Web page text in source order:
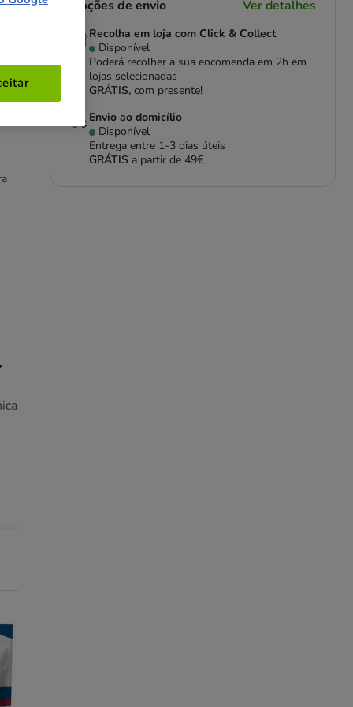
Opções de envio Ver detalhes
Recolha em loja com Click & Collect
Disponível
Poderá recolher a sua encomenda em 2h em
lojas selecionadas
GRÁTIS,com presente!
Envio ao domicílio
Disponível
Entrega entre 1-3 dias úteis
GRÁTIS a partir de 49€